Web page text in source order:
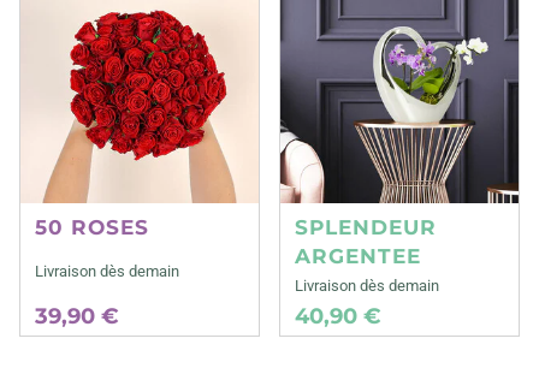
50 ROSES
Livraison dès demain
39,90 €
SPLENDEUR
ARGENTEE
Livraison dès demain
40,90 €